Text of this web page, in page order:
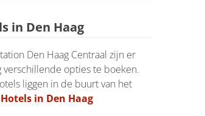
in Den Haag
Den Haag Centraal zijn er
verschillende opties te boeken.
liggen in de buurt van het
Hotels in Den Haag